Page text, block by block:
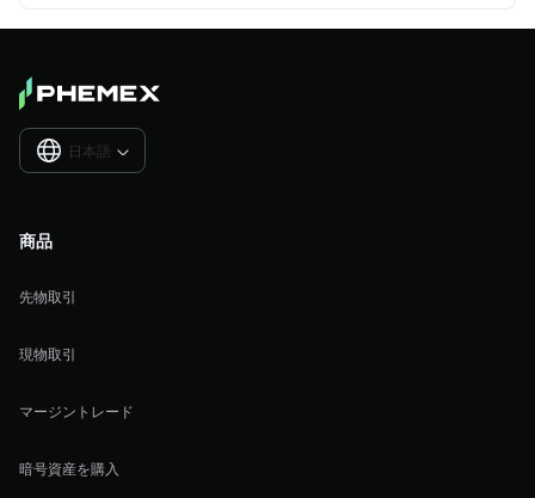
日本語 
商品
先物取引
現物取引
マージントレード
暗号資産を購入